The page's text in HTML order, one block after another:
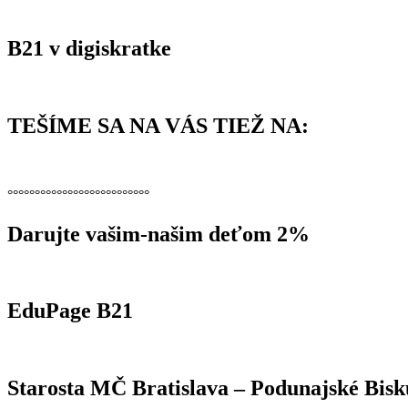
B21 v digiskratke
TEŠÍME SA NA VÁS TIEŽ NA:
°°°°°°°°°°°°°°°°°°°°°°°°°°
Darujte vašim-našim deťom 2%
EduPage B21
Starosta MČ Bratislava – Podunajské